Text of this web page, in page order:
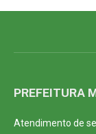
PREFEITURA
Atendimento de